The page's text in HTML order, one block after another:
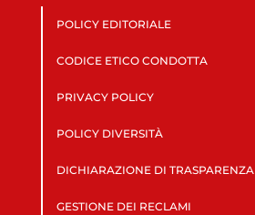
POLICY EDITORIALE
CODICE ETICO CONDOTTA
PRIVACY POLICY
POLICY DIVERSITÀ
DICHIARAZIONE DI TRASPARENZA
GESTIONE DEI RECLAMI